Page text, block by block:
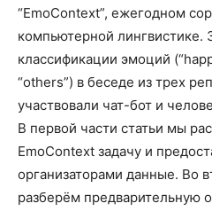
“EmoContext”, ежегодном
компьютерной лингвистике.
классификации эмоций
“others”) в беседе из трех
участвовали чат-бот и
В первой части статьи мы
EmoContext задачу и
организаторами данные. Во
разберём предварительную